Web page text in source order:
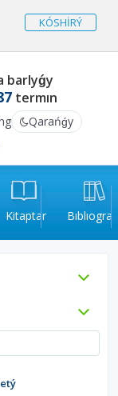
KÓSHİRÝ
barlyǵy
termın
Qarańǵy
Kitaptar